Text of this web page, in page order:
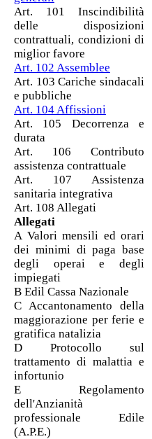
Art. 101 Inscindibilità
delle disposizioni
contrattuali, condizioni di
miglior favore
Art. 102 Assemblee
Art. 103 Cariche sindacali
e pubbliche
Art. 104 Affissioni
Art. 105 Decorrenza e
durata
Art. 106 Contributo
assistenza contrattuale
Art. 107 Assistenza
sanitaria integrativa
Art. 108 Allegati
Allegati
A Valori mensili ed orari
dei minimi di paga base
degli operai e degli
impiegati
B Edil Cassa Nazionale
C Accantonamento della
maggiorazione per ferie e
gratifica natalizia
D Protocollo sul
trattamento di malattia e
infortunio
E Regolamento
dell'Anzianità
professionale Edile
(A.P.E.)